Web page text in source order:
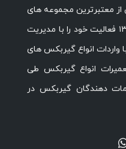
معتبرترین مجموعه های
تخصصی گیربکس خودرو از سال ۱۳۷۳ فعالیت خود را با مدیریت
واردات انواع گیربکس های
انواع گیربکس طی
دهندگان گیربکس در